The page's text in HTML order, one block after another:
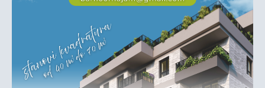
Crna
kronika